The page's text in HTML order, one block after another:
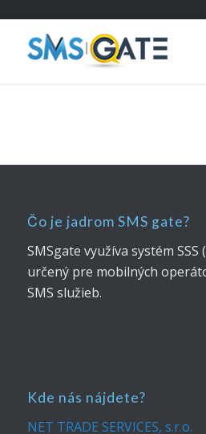
Čo je jadrom SMS gate?
SMSgate využíva systém SSS
určený pre mobilných
SMS služieb.
Kde nás nájdete?
NET TRADE SERVICES, s.r.o.